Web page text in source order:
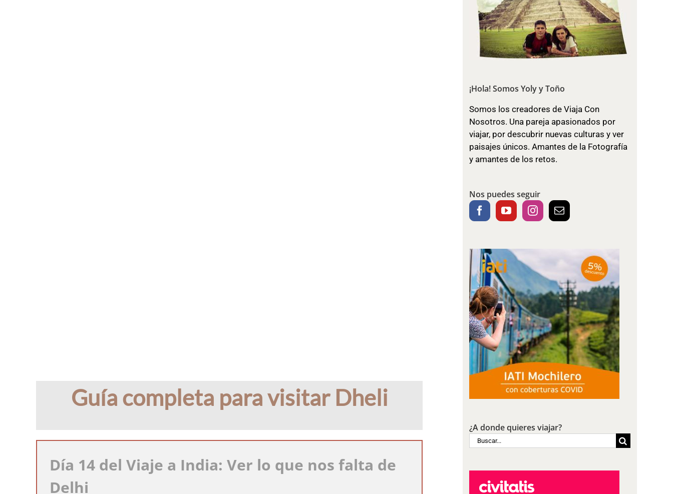
Guía completa para visitar Dheli
Día 14 del Viaje a India: Ver lo que nos falta de
Delhi
¡Hola! Somos Yoly y Toño
Somos los creadores de Viaja Con
Nosotros. Una pareja apasionados por
viajar, por descubrir nuevas culturas y ver
paisajes únicos. Amantes de la Fotografía
y amantes de los retos.
Nos puedes seguir
¿A donde quieres viajar?
Buscar: